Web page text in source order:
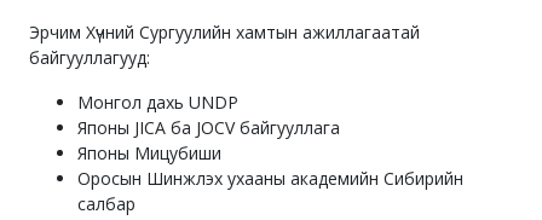
Эрчим Хүчний Сургуулийн хамтын ажиллагаатай
байгууллагууд:
Монгол дахь UNDP
Японы JICA ба JOCV байгууллага
Японы Мицубиши
Оросын Шинжлэх ухааны академийн Сибирийн
салбар